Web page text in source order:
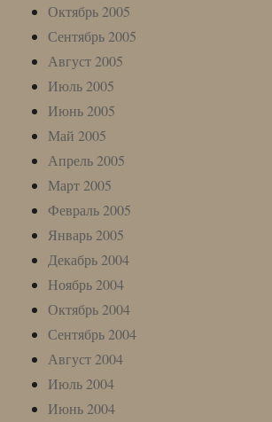
Октябрь 2005
Сентябрь 2005
Август 2005
Июль 2005
Июнь 2005
Май 2005
Апрель 2005
Март 2005
Февраль 2005
Январь 2005
Декабрь 2004
Ноябрь 2004
Октябрь 2004
Сентябрь 2004
Август 2004
Июль 2004
Июнь 2004